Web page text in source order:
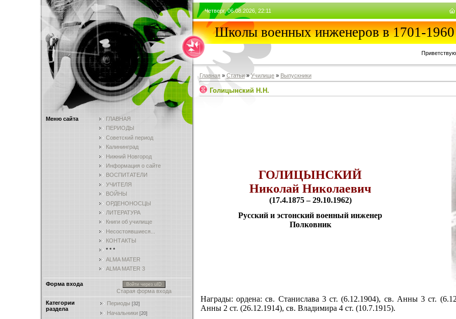
Меню сайта
ГЛАВНАЯ
ПЕРИОДЫ
Советский период
Калининград
Нижний Новгород
Информация о сайте
ВОСПИТАТЕЛИ
УЧИТЕЛЯ
ВОЙНЫ
ОРДЕНОНОСЦЫ
ЛИТЕРАТУРА
Книги об училище
Несостоявшиеся...
КОНТАКТЫ
* * *
ALMA MATER
ALMA MATER 3
Форма входа Войти через uID
Старая форма входа
Категории
раздела
Периоды [32]
Начальники [20]
Четверг, 06.08.2026, 22:11
Школы военных инженеров в 1701-1960
Главная » Статьи »Училищe » Выпускники
Голицынский Н.Н.
ГОЛИЦЫНСКИЙ
Николай Николаевич
(17.4.1875 – 29.10.1962)
Русский и эстонский военный инженер
Полковник
Награды: ордена: св. Станислава 3 ст. (6.12.1904), св. Анны 3 ст.
Анны 2 ст. (26.12.1914), св. Владимира 4 ст. (10.7.1915).